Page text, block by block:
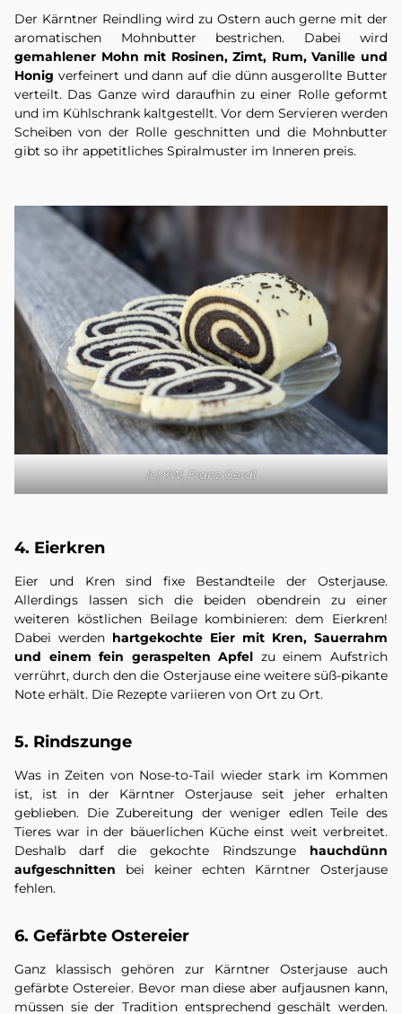
Der Kärntner Reindling wird zu Ostern auch gerne mit der
aromatischen Mohnbutter bestrichen. Dabei wird
gemahlener Mohn mit Rosinen, Zimt, Rum, Vanille und
Honig verfeinert und dann auf die dünn ausgerollte Butter
verteilt. Das Ganze wird daraufhin zu einer Rolle geformt
und im Kühlschrank kaltgestellt. Vor dem Servieren werden
Scheiben von der Rolle geschnitten und die Mohnbutter
gibt so ihr appetitliches Spiralmuster im Inneren preis.
(c) KW, Franz Gerdl
4. Eierkren
Eier und Kren sind fixe Bestandteile der Osterjause.
Allerdings lassen sich die beiden obendrein zu einer
weiteren köstlichen Beilage kombinieren: dem Eierkren!
Dabei werden hartgekochte Eier mit Kren, Sauerrahm
und einem fein geraspelten Apfel zu einem Aufstrich
verrührt, durch den die Osterjause eine weitere süß-pikante
Note erhält. Die Rezepte variieren von Ort zu Ort.
5. Rindszunge
Was in Zeiten von Nose-to-Tail wieder stark im Kommen
ist, ist in der Kärntner Osterjause seit jeher erhalten
geblieben. Die Zubereitung der weniger edlen Teile des
Tieres war in der bäuerlichen Küche einst weit verbreitet.
Deshalb darf die gekochte Rindszunge hauchdünn
aufgeschnitten bei keiner echten Kärntner Osterjause
fehlen.
6. Gefärbte Ostereier
Ganz klassisch gehören zur Kärntner Osterjause auch
gefärbte Ostereier. Bevor man diese aber aufjausnen kann,
müssen sie der Tradition entsprechend geschält werden.